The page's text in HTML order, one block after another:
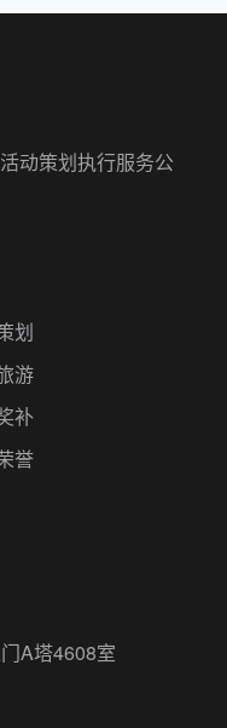
动策划执行服务公
划
游
补
誉
A塔4608室